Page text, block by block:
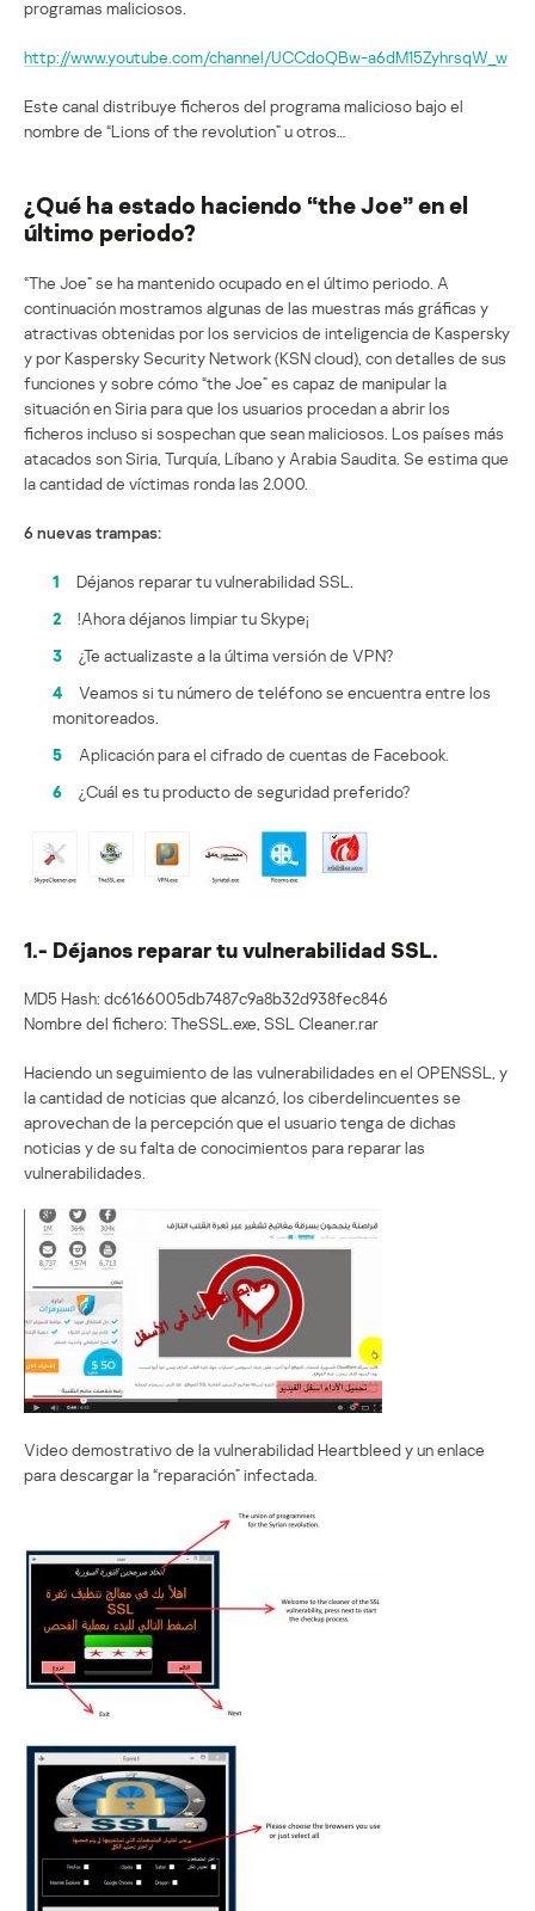
programas maliciosos.
http://www.youtube.com/channel/UCCdoQBw-a6dM15ZyhrsqW_w
Este canal distribuye ficheros del programa malicioso bajo el
nombre de “Lions of the revolution” u otros…
¿Qué ha estado haciendo “the Joe” en el
último periodo?
“The Joe” se ha mantenido ocupado en el último periodo. A
continuación mostramos algunas de las muestras más gráficas y
atractivas obtenidas por los servicios de inteligencia de Kaspersky
y por Kaspersky Security Network (KSN cloud), con detalles de sus
funciones y sobre cómo “the Joe” es capaz de manipular la
situación en Siria para que los usuarios procedan a abrir los
ficheros incluso si sospechan que sean maliciosos. Los países más
atacados son Siria, Turquía, Líbano y Arabia Saudita. Se estima que
la cantidad de víctimas ronda las 2.000.
6 nuevas trampas:
1
Déjanos reparar tu vulnerabilidad SSL.
2
!Ahora déjanos limpiar tu Skype¡
3
¿Te actualizaste a la última versión de VPN?
4
Veamos si tu número de teléfono se encuentra entre los
monitoreados.
5
Aplicación para el cifrado de cuentas de Facebook.
6
¿Cuál es tu producto de seguridad preferido?
1.- Déjanos reparar tu vulnerabilidad SSL.
MD5 Hash: dc6166005db7487c9a8b32d938fec846
Nombre del fichero: TheSSL.exe, SSL Cleaner.rar
Haciendo un seguimiento de las vulnerabilidades en el OPENSSL, y
la cantidad de noticias que alcanzó, los ciberdelincuentes se
aprovechan de la percepción que el usuario tenga de dichas
noticias y de su falta de conocimientos para reparar las
vulnerabilidades.
Video demostrativo de la vulnerabilidad Heartbleed y un enlace
para descargar la “reparación” infectada.